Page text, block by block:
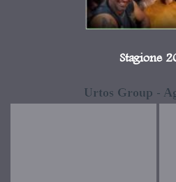
Stagione
Urtos Group -